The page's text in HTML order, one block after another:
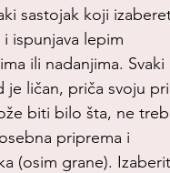
sastojak koji
i ispunjava lepim
ili nadanjima. Svaki
je ličan, priča svoju
biti bilo šta, ne
priprema i
(osim grane).